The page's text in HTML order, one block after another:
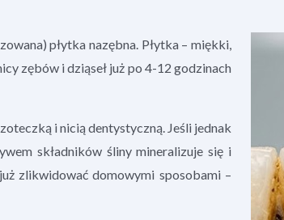
płytka nazębna. Płytka – miękki,
zębów i dziąseł już po 4-12 godzinach
i nicią dentystyczną. Jeśli jednak
składników śliny mineralizuje się i
zlikwidować domowymi sposobami –